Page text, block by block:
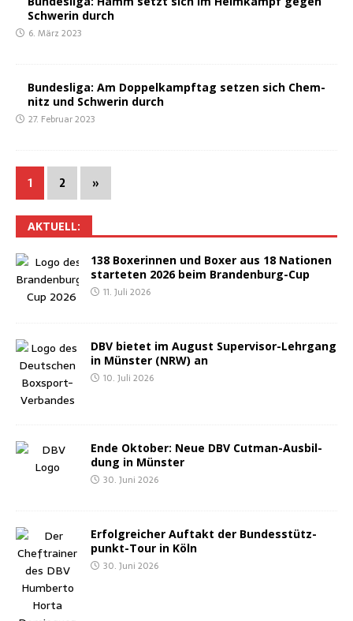
Schwe­rin durch
6. März 2023
Bun­des­li­ga: Am Dop­pel­kampf­tag set­zen sich Chem­
nitz und Schwe­rin durch
27. Februar 2023
1 2 »
AKTU­ELL:
138 Boxe­rin­nen und Boxer aus 18 Natio­nen
star­te­ten 2026 beim Brandenburg-Cup
11. Juli 2026
DBV bie­tet im August Super­vi­sor-Lehr­gang
in Müns­ter (NRW) an
10. Juli 2026
Ende Okto­ber: Neue DBV Cut­man-Aus­bil­
dung in Münster
30. Juni 2026
Erfolg­rei­cher Auf­takt der Bun­des­stütz­
punkt-Tour in Köln
30. Juni 2026